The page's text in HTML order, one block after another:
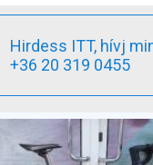
Hirdess ITT, hívj
+36 20 319 0455